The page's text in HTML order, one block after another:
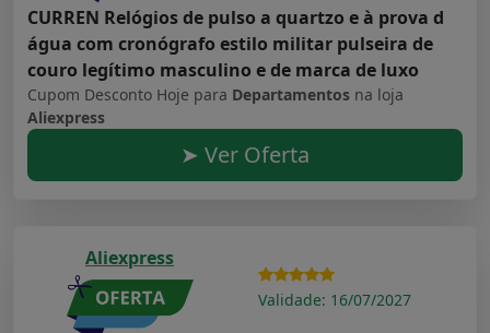
CURREN Relógios de pulso a quartzo e à prova d
água com cronógrafo estilo militar pulseira de
couro legítimo masculino e de marca de luxo
Cupom Desconto Hoje para Departamentos na loja
Aliexpress
➤ Ver Oferta
Aliexpress
Validade: 16/07/2027